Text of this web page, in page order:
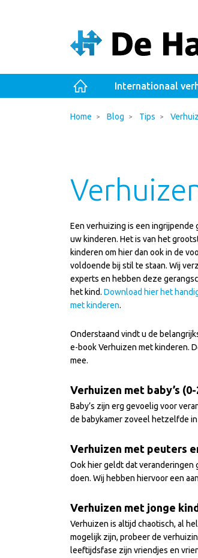
Internationaal
Home Blog Tips
Een verhuizing is een ingrijpende
uw kinderen. Het is van het
kinderen om hier dan ook in de
voldoende bij stil te staan. Wij
experts en hebben deze
het kind. Download hier het
met kinderen.
Onderstaand vindt u de
e-book Verhuizen met kinderen.
mee.
Verhuizen met baby’s (0-
Baby’s zijn erg gevoelig voor
de babykamer zoveel hetzelfde
Verhuizen met peuters
Ook hier geldt dat veranderingen
doen. Wij hebben hiervoor een
Verhuizen met jonge
Verhuizen is altijd chaotisch, al
mogelijk zijn, probeer de
leeftijdsfase zijn vriendjes en